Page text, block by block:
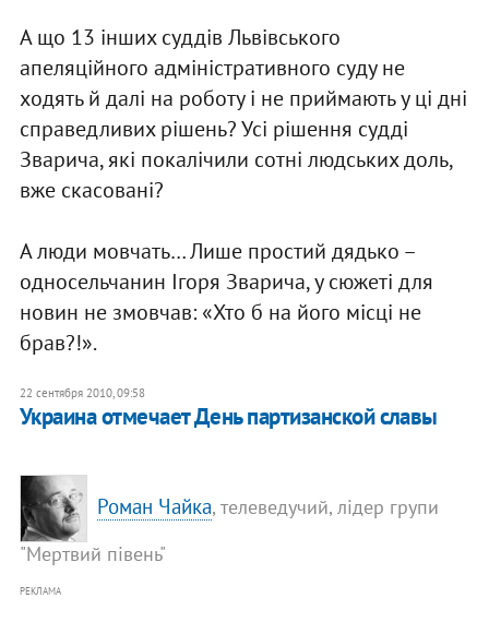
А що 13 інших суддів Львівського
апеляційного адміністративного суду не
ходять й далі на роботу і не приймають у ці дні
справедливих рішень? Усі рішення судді
Зварича, які покалічили сотні людських доль,
вже скасовані?
А люди мовчать… Лише простий дядько –
односельчанин Ігоря Зварича, у сюжеті для
новин не змовчав: «Хто б на його місці не
брав?!».
22 сентября 2010, 09:58
Украина отмечает День партизанской славы
Роман Чайка, телеведучий, лідер групи
"Мертвий півень"
РЕКЛАМА